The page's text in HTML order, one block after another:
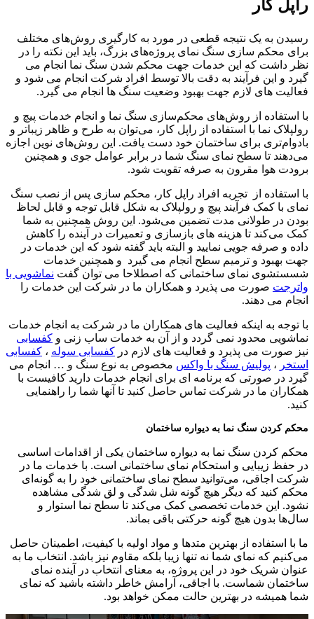
راپل کار
رسیدن به یک نتیجه قطعی در مورد به کارگیری روش‌های مختلف
برای محکم سازی سنگ نمای پروژه‌های بزرگ، باید این نکته را در
نظر داشت که این خدمات جهت محکم شدن سنگ نما انجام می
گیرد و این فرآیند به دقت بالا توسط افراد شرکت انجام می شود و
فعالیت های لازم جهت بهبود وضعیت سنگ ها انجام می گیرد.
با استفاده از روش‌های محکم‌سازی سنگ نما و انجام خدمات پیچ و
رولپلاک نما با استفاده از راپل کار، می‌توان به طرح و ظاهر زیباتر و
بادوام‌تری برای ساختمان خود دست یافت. این روش‌های نوین اجازه
می‌دهند تا سطح نمای سنگ شما در برابر عوامل جوی و همچنین
برودت هوا مقرون به صرفه تقویت شود.
با استفاده از تجربه افراد راپل کار، محکم سازی پس از نصب سنگ
نمای با کمک فرآیند پیچ و رولپلاک به شکل قابل توجه و قابل لحاظ
بودن در طولانی مدت تضمین می‌شود. این روش همچنین به شما
کمک می‌کند تا هزینه های بازسازی و تعمیرات در آینده را کاهش
داده و صرفه جویی نمایید و البته باید گفته شود که این خدمات در
جهت بهبود و ترمیم سطح انجام می گیرد و همچنین خدمات
شسستشوی نمای ساختمانی که اصطلاحا می توان گفت نماشویی با
واترجت صورت می پذیرد و همکاران ما در شرکت این خدمات را
انجام می دهند.
با توجه به اینکه فعالیت های همکاران ما در شرکت به انجام خدمات
نماشویی محدود نمی گردد و از آن به خدمات ساب زنی و کفسابی
نیز صورت می پذیرد و فعالیت های لازم در کفسابی سوله ، کفسابی
استخر ، پولیش سنگ با واکس مخصوص به نوع سنگ و … انجام می
گیرد در صورتی که برنامه ای برای انجام خدمات دارید کافیست با
همکاران ما در شرکت تماس حاصل کنید تا آنها شما را راهنمایی
کنید.
محکم کردن سنگ نما به دیواره ساختمان
محکم کردن سنگ نما به دیواره ساختمان یکی از اقدامات اساسی
در حفظ زیبایی و استحکام نمای ساختمانی است. با خدمات ما در
شرکت اجاقی، می‌توانید سطح نمای ساختمانی خود را به گونه‌ای
محکم کنید که دیگر هیچ گونه شل شدگی و لق شدگی مشاهده
نشود. این خدمات تخصصی کمک می‌کند تا سطح نما استوار و
سال‌ها بدون هیچ گونه حرکتی باقی بماند.
ما با استفاده از بهترین متدها و مواد اولیه با کیفیت، اطمینان حاصل
می‌کنیم که نمای شما نه تنها زیبا بلکه مقاوم نیز باشد. انتخاب ما به
عنوان شریک خود در این پروژه، به معنای انتخاب در آینده نمای
ساختمان شماست. با اجاقی، آرامش خاطر داشته باشید که نمای
شما همیشه در بهترین حالت ممکن خواهد بود.